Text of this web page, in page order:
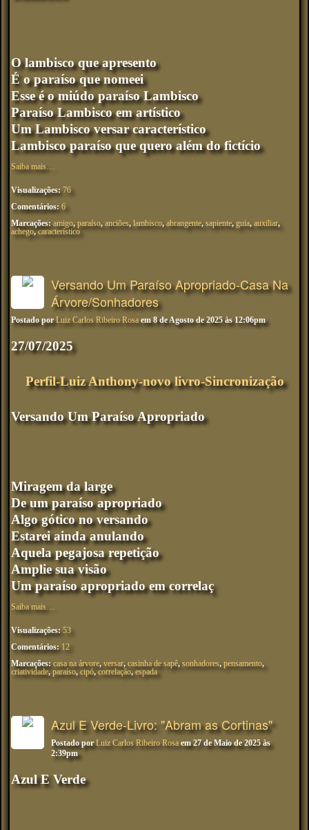
O lambisco que apresento
É o paraíso que nomeei
Esse é o miúdo paraíso Lambisco
Paraíso Lambisco em artístico
Um Lambisco versar característico
Lambisco paraíso que quero além do fictício
Saiba mais…
Visualizações: 76
Comentários: 6
Marcações: amigo, paraíso, anciões, lambisco, abrangente, sapiente, guia, auxiliar,
achego,característico
Versando Um Paraíso Apropriado-Casa Na
Árvore/Sonhadores
Postado porLuiz Carlos Ribeiro Rosa em 8 de Agosto de 2025 às 12:06pm
27/07/2025
Perfil-Luiz Anthony-novo livro-Sincronização
Versando Um Paraíso Apropriado
Miragem da large
De um paraíso apropriado
Algo gótico no versando
Estarei ainda anulando
Aquela pegajosa repetição
Amplie sua visão
Um paraíso apropriado em correlaç
Saiba mais…
Visualizações: 53
Comentários: 12
Marcações: casa na árvore, versar, casinha de sapê,sonhadores, pensamento,
criatividade, paraíso, cipó, correlação, espada
Azul E Verde-Livro: "Abram as Cortinas"
Postado porLuiz Carlos Ribeiro Rosa em 27 de Maio de 2025 às
2:39pm
Azul E Verde